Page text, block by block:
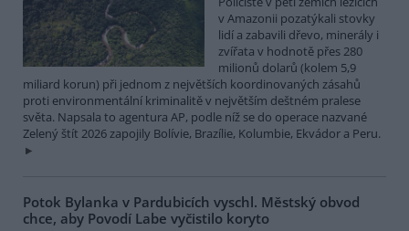
v Amazonii pozatýkali stovky
lidí a zabavili dřevo, minerály i
zvířata v hodnotě přes 280
milionů dolarů (kolem 5,9
miliard korun) při jednom z největších koordinovaných zásahů
proti environmentální kriminalitě v největším deštném pralese
světa. Napsala to agentura AP, podle níž se do operace nazvané
Zelený štít 2026 zapojily Bolívie, Brazílie, Kolumbie, Ekvádor a Peru.
Potok Bylanka v Pardubicích vyschl. Městský obvod
chce, aby Povodí Labe vyčistilo koryto